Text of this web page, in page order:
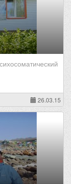
26.03.15